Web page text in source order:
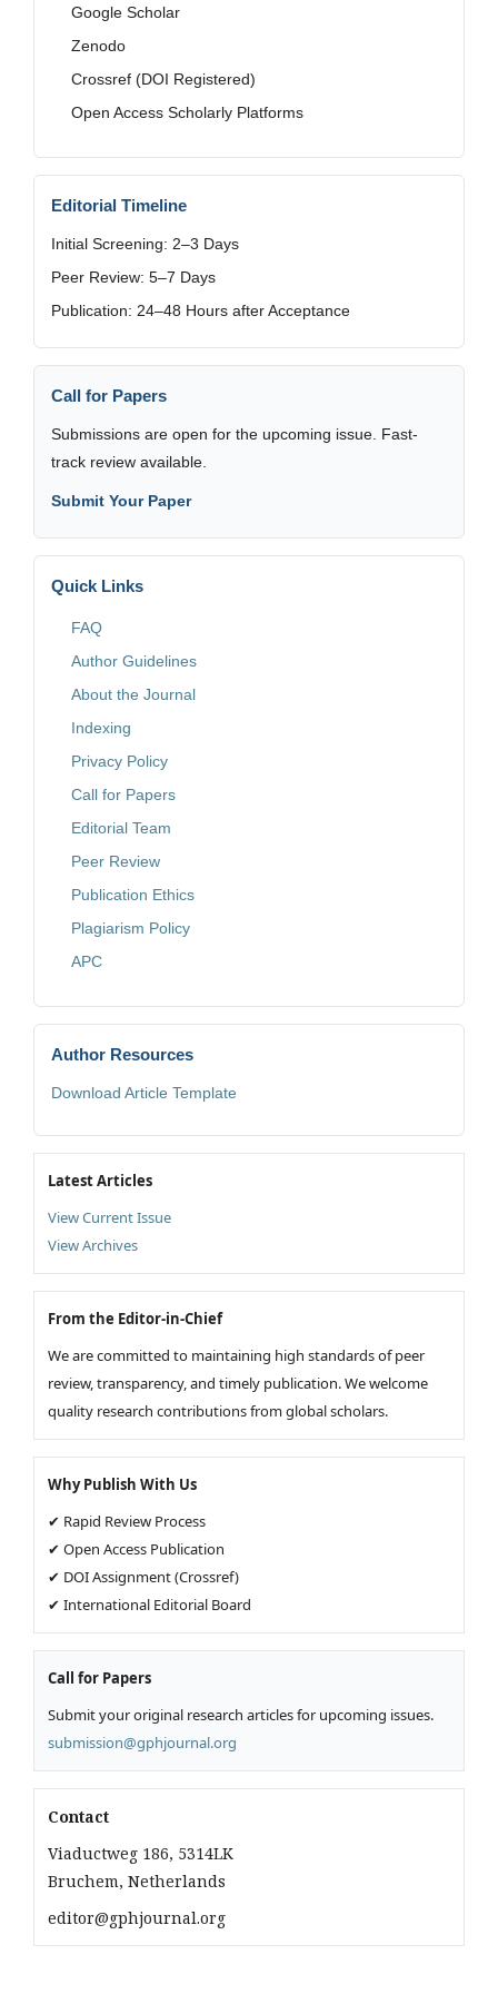
Google Scholar
Zenodo
Crossref (DOI Registered)
Open Access Scholarly Platforms
Editorial Timeline
Initial Screening: 2–3 Days
Peer Review: 5–7 Days
Publication: 24–48 Hours after Acceptance
Call for Papers
Submissions are open for the upcoming issue. Fast-
track review available.
Submit Your Paper
Quick Links
FAQ
Author Guidelines
About the Journal
Indexing
Privacy Policy
Call for Papers
Editorial Team
Peer Review
Publication Ethics
Plagiarism Policy
APC
Author Resources
Download Article Template
Latest Articles
View Current Issue
View Archives
From the Editor-in-Chief
We are committed to maintaining high standards of peer
review, transparency, and timely publication. We welcome
quality research contributions from global scholars.
Why Publish With Us
✔ Rapid Review Process
✔ Open Access Publication
✔ DOI Assignment (Crossref)
✔ International Editorial Board
Call for Papers
Submit your original research articles for upcoming issues.
submission@gphjournal.org
Contact
Viaductweg 186, 5314LK
Bruchem, Netherlands
editor@gphjournal.org